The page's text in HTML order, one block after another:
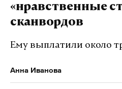
«нравственные
сканвордов
Ему выплатили около
Анна Иванова